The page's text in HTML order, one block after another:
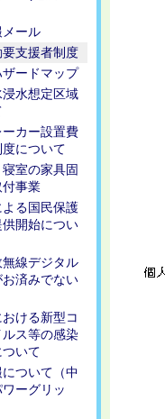
ール
支援者制度
ードマップ
水想定区域
カー設置費
度について
寝室の家具固
付事業
る国民保護
開始につい
無線デジタル
済みでない
ける新型コ
ルス等の感染
いて
ついて（中
ーグリッ